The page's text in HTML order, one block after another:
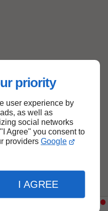
priority
user experience by
as well as
social networks
Agree" you consent to
providers Google
I AGREE
page